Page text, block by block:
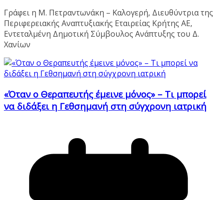
Γράφει η Μ. Πετραντωνάκη – Καλογερή, Διευθύντρια της
Περιφερειακής Αναπτυξιακής Εταιρείας Κρήτης ΑΕ,
Εντεταλμένη Δημοτική Σύμβουλος Ανάπτυξης του Δ.
Χανίων
«Όταν ο Θεραπευτής έμεινε μόνος» – Τι μπορεί
να διδάξει η Γεθσημανή στη σύγχρονη ιατρική